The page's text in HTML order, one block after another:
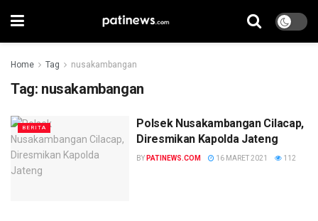
Home Tag nusakambangan
Tag: nusakambangan
BERITA
Polsek Nusakambangan Cilacap,
Diresmikan Kapolda Jateng
BY PATINEWS.COM 16 MARET 2021 112